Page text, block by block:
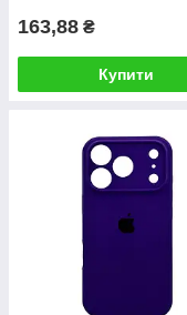
163,88 ₴
Купити